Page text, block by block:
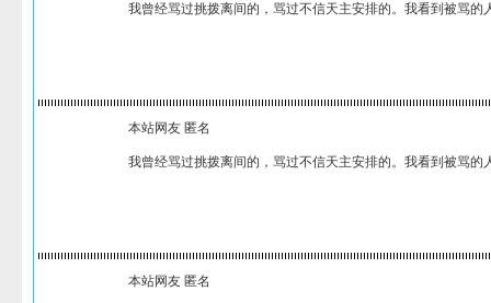
我曾经骂过挑拨离间的，骂过不信天主安排的。我看到被骂
本站网友 匿名
我曾经骂过挑拨离间的，骂过不信天主安排的。我看到被骂
本站网友 匿名